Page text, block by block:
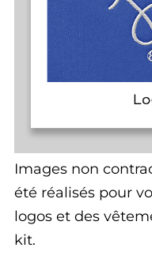
Images non
été réalisés pour
logos et des
kit.